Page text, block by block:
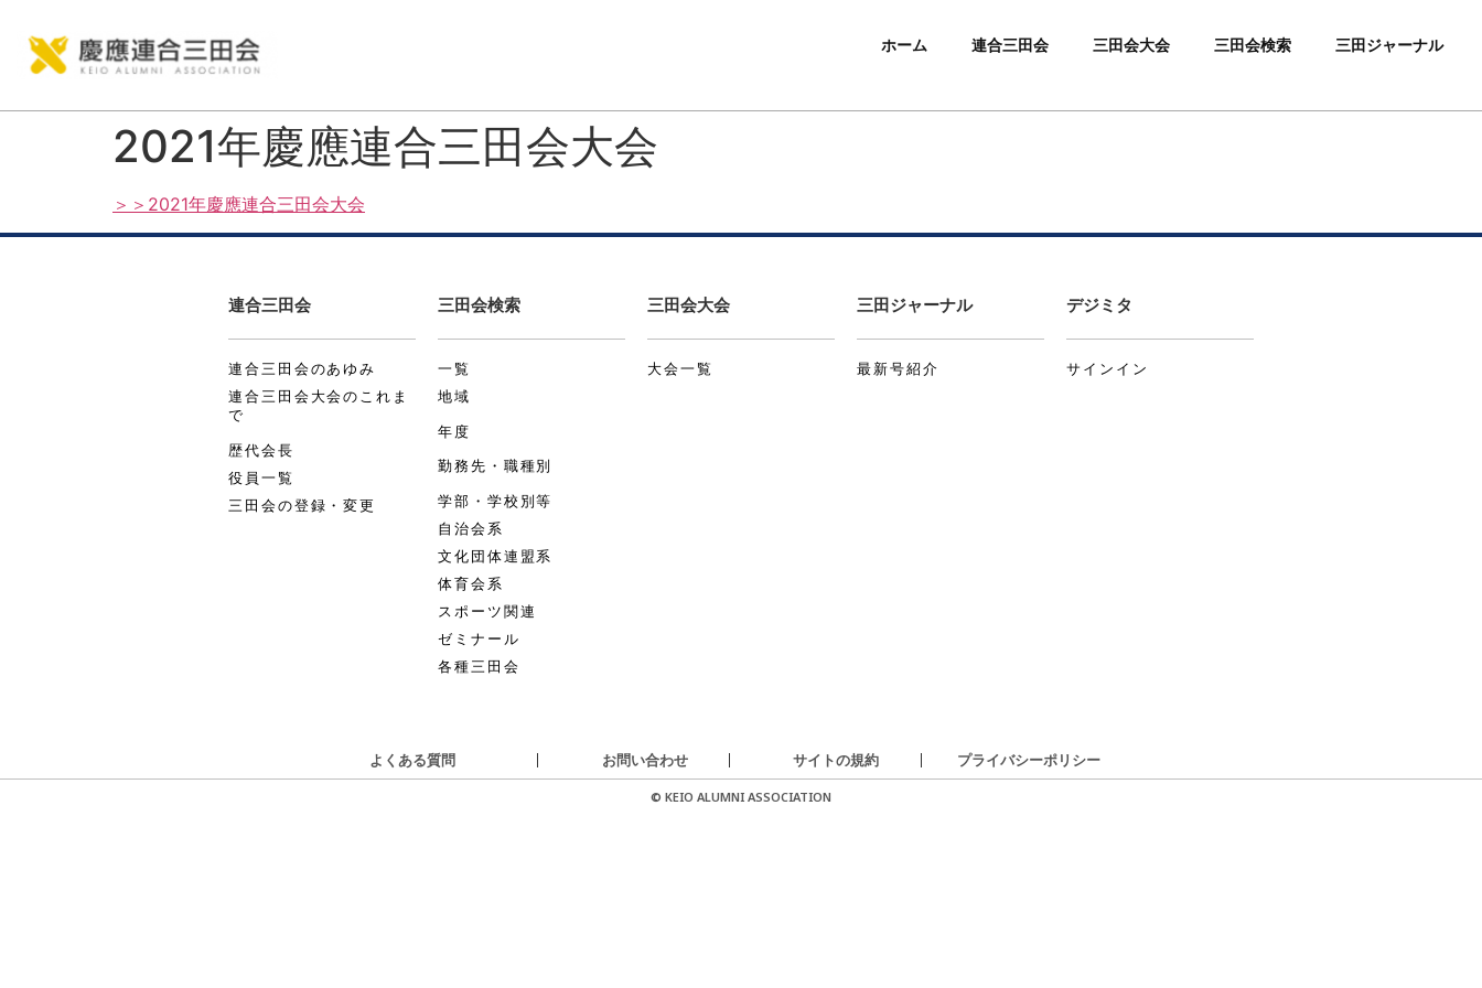
ホーム 連合三田会 三田会大会 三田会検索 三田ジャーナル
2021年慶應連合三田会大会
＞＞2021年慶應連合三田会大会
連合三田会
連合三田会のあゆみ
連合三田会大会のこれま
で
歴代会長
役員一覧
三田会の登録・変更
三田会検索
一覧
地域
年度
勤務先・職種別
学部・学校別等
自治会系
文化団体連盟系
体育会系
スポーツ関連
ゼミナール
各種三田会
三田会大会
大会一覧
三田ジャーナル
最新号紹介
デジミタ
サインイン
よくある質問 お問い合わせ サイトの規約 プライバシーポリシー
© KEIO ALUMNI ASSOCIATION